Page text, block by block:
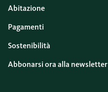
Abitazione
Pagamenti
Sostenibilità
Abbonarsi ora alla newsletter